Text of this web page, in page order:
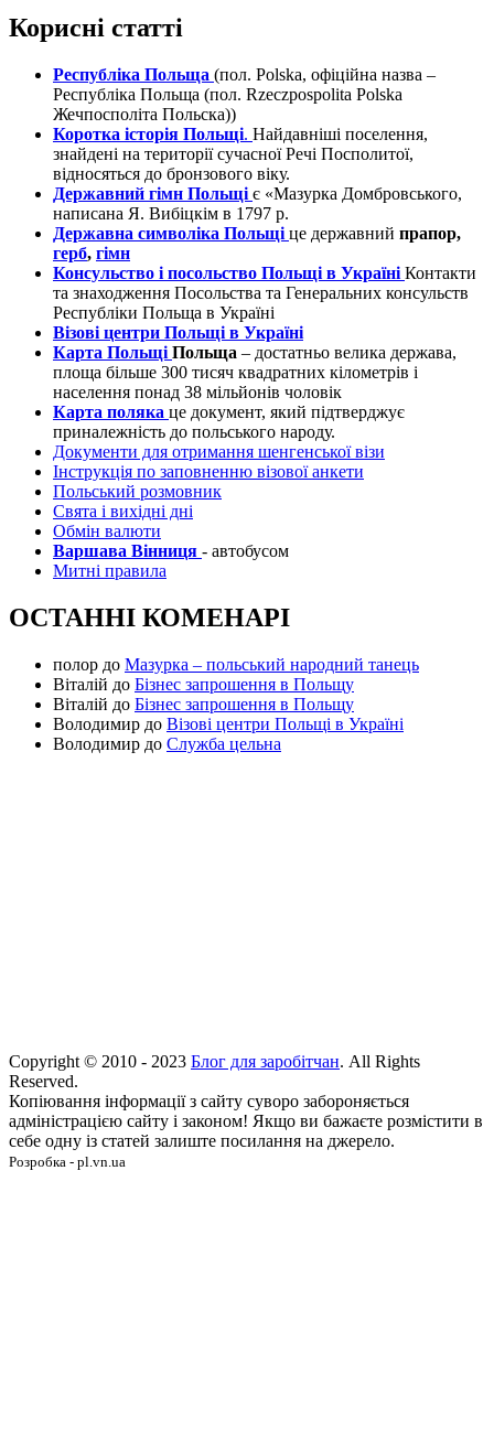
Корисні статті
Республіка Польща (пол. Polska, офіційна назва –
Республіка Польща (пол. Rzeczpospolita Polska
Жечпосполіта Польска))
Коротка історія Польщі. Найдавніші поселення,
знайдені на території сучасної Речі Посполитої,
відносяться до бронзового віку.
Державний гімн Польщі є «Мазурка Домбровського,
написана Я. Вибіцкім в 1797 р.
Державна символіка Польщі це державний прапор,
герб, гімн
Консульство і посольство Польщі в Україні Контакти
та знаходження Посольства та Генеральних консульств
Республіки Польща в Україні
Візові центри Польщі в Україні
Карта Польщі Польща – достатньо велика держава,
площа більше 300 тисяч квадратних кілометрів і
населення понад 38 мільйонів чоловік
Карта поляка це документ, який підтверджує
приналежність до польського народу.
Документи для отримання шенгенської візи
Інструкція по заповненню візової анкети
Польський розмовник
Свята і вихідні дні
Обмін валюти
Варшава Вінниця - автобусом
Митні правила
ОСТАННІ КОМЕНАРІ
полор до Мазурка – польський народний танець
Віталій до Бізнес запрошення в Польщу
Віталій до Бізнес запрошення в Польщу
Володимир до Візові центри Польщі в Україні
Володимир до Служба цельна
Copyright © 2010 - 2023 Блог для заробітчан. All Rights
Reserved.
Копіювання інформації з сайту суворо забороняється
адміністрацією сайту і законом! Якщо ви бажаєте розмістити в
себе одну із статей залиште посилання на джерело.
Розробка - pl.vn.ua